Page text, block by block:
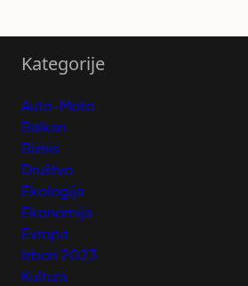
Kategorije
Auto-Moto
Balkan
Biznis
Društvo
Ekologija
Ekonomija
Evropa
Izbori 2023
Kultura